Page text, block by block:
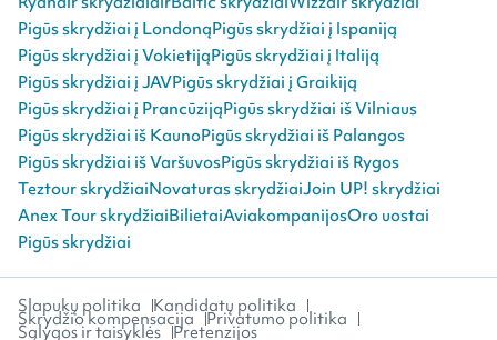
Pigūs skrydžiai į LondonąPigūs skrydžiai į Ispaniją
Pigūs skrydžiai į VokietijąPigūs skrydžiai į Italiją
Pigūs skrydžiai į JAVPigūs skrydžiai į Graikiją
Pigūs skrydžiai į PrancūzijąPigūs skrydžiai iš Vilniaus
Pigūs skrydžiai iš KaunoPigūs skrydžiai iš Palangos
Pigūs skrydžiai iš VaršuvosPigūs skrydžiai iš Rygos
Teztour skrydžiaiNovaturas skrydžiaiJoin UP! skrydžiai
Anex Tour skrydžiaiBilietaiAviakompanijosOro uostai
Pigūs skrydžiai
Slapukų politika Kandidatų politika
Skrydžio kompensacija Privatumo politika
Sąlygos ir taisyklės Pretenzijos